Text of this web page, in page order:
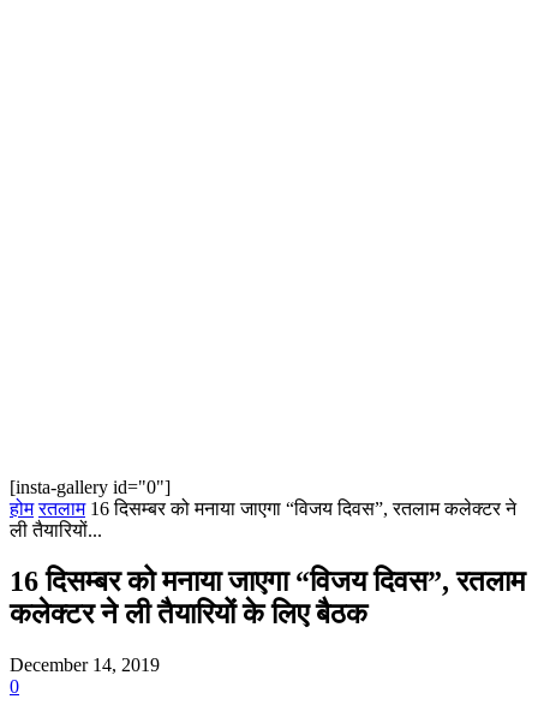
[insta-gallery id="0"]
होम रतलाम 16 दिसम्बर को मनाया जाएगा “विजय दिवस”, रतलाम कलेक्टर ने
ली तैयारियों...
16 दिसम्बर को मनाया जाएगा “विजय दिवस”, रतलाम
कलेक्टर ने ली तैयारियों के लिए बैठक
December 14, 2019
0